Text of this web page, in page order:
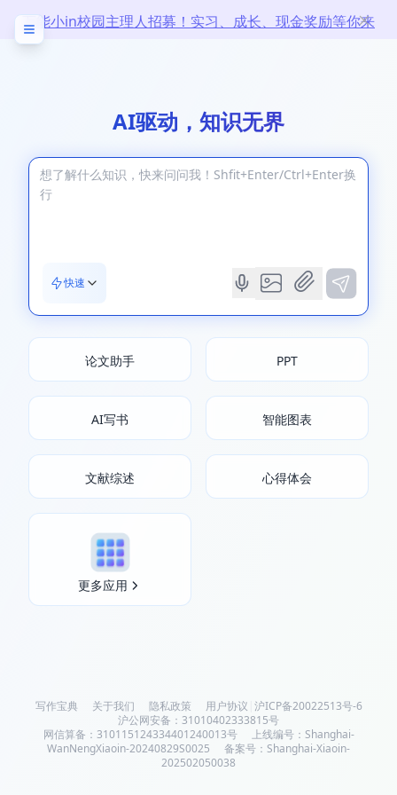
万能小in校园主理人招募！实习、成长、现金奖励等你来
AI驱动，知识无界
快速
论文助手 PPT
AI写书 智能图表
文献综述 心得体会
更多应用
写作宝典 关于我们 隐私政策 用户协议 沪ICP备20022513号-6
沪公网安备：31010402333815号
网信算备：310115124334401240013号
上线编号：Shanghai-
WanNengXiaoin-20240829S0025
备案号：Shanghai-Xiaoin-
202502050038